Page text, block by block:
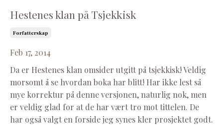
Hestenes klan på Tsjekkisk
Forfatterskap
Feb 17, 2014
Da er Hestenes klan omsider utgitt på tsjekkisk! Veldig
morsomt å se hvordan boka har blitt! Har ikke lest så
mye korrektur på denne versjonen, naturlig nok, men
er veldig glad for at de har vært tro mot tittelen. De
har også valgt en forside jeg synes kler prosjektet godt.